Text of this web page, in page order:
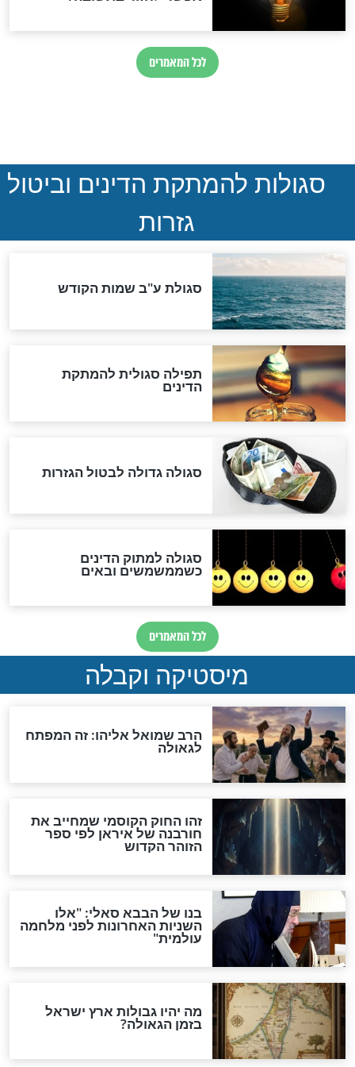
ההסכם החשאי של טראמפ
ואיראן: בלי שקיפות ועם הרבה
המסמך האבוד שנחשף
במרתפי מוסקבה: כתב היד
הנדיר של הרשב"ם התגלה
"מודה לקב"ה על כל השנים"
לכל המאמרים
אחרית הימים
האם אפשר לחשב את הקץ?
מה יהיה בימות המשיח?
"לפני הגאולה תהיה אפיקורסות
והכחשה גדולה מאוד של
האמונה"
האם לאחר בוא המשיח יהיה
לכל המאמרים